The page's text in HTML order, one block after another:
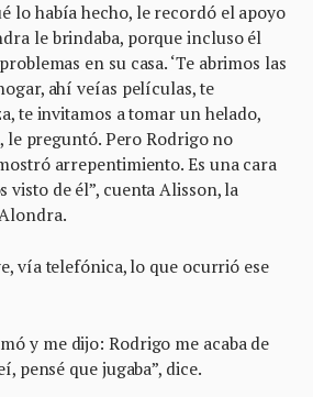
lo había hecho, le recordó el apoyo
le brindaba, porque incluso él
en su casa. ‘Te abrimos las
ahí veías películas, te
te invitamos a tomar un helado,
le preguntó. Pero Rodrigo no
arrepentimiento. Es una cara
visto de él”, cuenta Alisson, la
vía telefónica, lo que ocurrió ese
y me dijo: Rodrigo me acaba de
pensé que jugaba”, dice.